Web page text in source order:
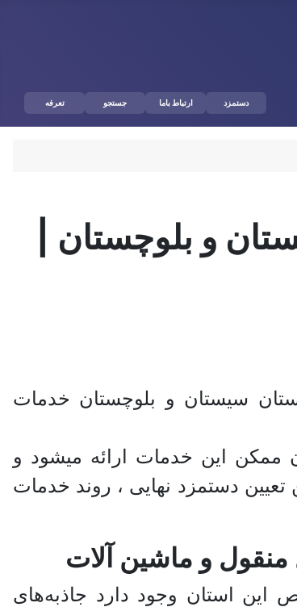
دستمزد ارتباط باما جستجو تعرفه
و بلوچستان |
سیستان و بلوچستان خدمات
ممکن این خدمات ارائه میشود و
دستمزد نهایی ، روند خدمات
و ماشین آلات
استان وجود دارد جاذبه‌های